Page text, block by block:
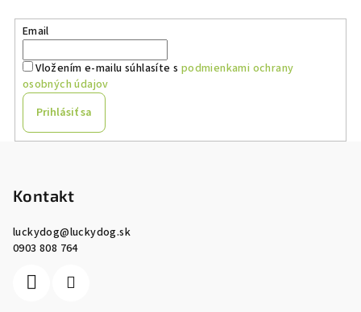
Email
Vložením e-mailu súhlasíte s podmienkami ochrany
osobných údajov
Prihlásiť sa
Kontakt
luckydog@luckydog.sk
0903 808 764